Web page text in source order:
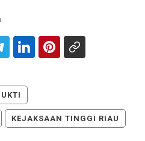
KEJAKSAAN TINGGI RIAU